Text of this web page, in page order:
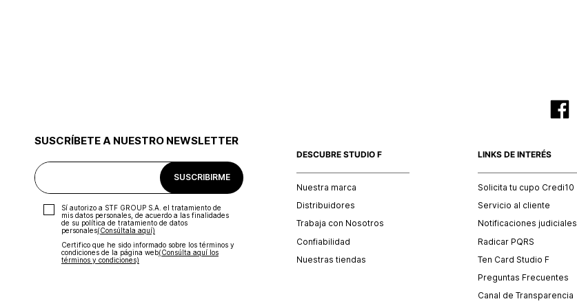
SUSCRÍBETE A NUESTRO NEWSLETTER
SUSCRIBIRME
Sí autorizo a STF GROUP S.A. el tratamiento de
mis datos personales, de acuerdo a las finalidades
de su política de tratamiento de datos
personales‎(Consúltala aquí)
Certifico que he sido informado sobre los términos y
condiciones de la página web‎(Consúlta aquí los
términos y condiciones)
DESCUBRE STUDIO F
Nuestra marca
Distribuidores
Trabaja con Nosotros
Confiabilidad
Nuestras tiendas
LINKS DE INTERÉS
Solicita tu cupo Credi10
Servicio al cliente
Notificaciones judiciales
Radicar PQRS
Ten Card Studio F
Preguntas Frecuentes
Canal de Transparencia